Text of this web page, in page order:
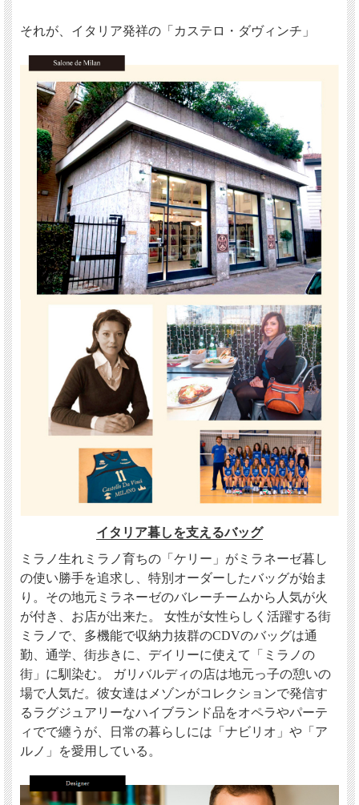
それが、イタリア発祥の「カステロ・ダヴィンチ」
イタリア暮しを支えるバッグ
ミラノ生れミラノ育ちの「ケリー」がミラネーゼ暮し
の使い勝手を追求し、特別オーダーしたバッグが始ま
り。その地元ミラネーゼのバレーチームから人気が火
が付き、お店が出来た。 女性が女性らしく活躍する街
ミラノで、多機能で収納力抜群のCDVのバッグは通
勤、通学、街歩きに、デイリーに使えて「ミラノの
街」に馴染む。 ガリバルディの店は地元っ子の憩いの
場で人気だ。彼女達はメゾンがコレクションで発信す
るラグジュアリーなハイブランド品をオペラやパーテ
ィでで纏うが、日常の暮らしには「ナビリオ」や「ア
ルノ」を愛用している。